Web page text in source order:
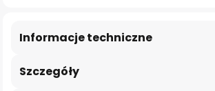
Szczegóły
Informacje techniczne